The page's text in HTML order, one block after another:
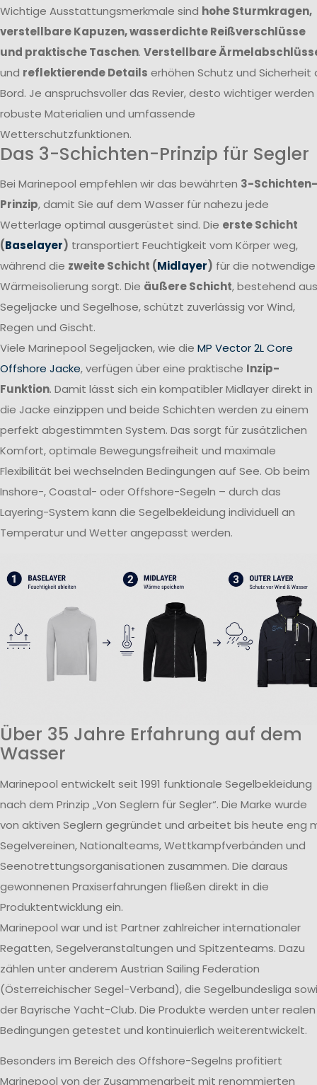
Wichtige Ausstattungsmerkmale sind hohe Sturmkragen,
verstellbare Kapuzen, wasserdichte Reißverschlüsse
und praktische Taschen. Verstellbare
und reflektierende Details erhöhen Schutz und Sicherheit
Bord. Je anspruchsvoller das Revier, desto wichtiger werden
robuste Materialien und umfassende
Wetterschutzfunktionen.
Das 3-Schichten-Prinzip für Segler
Bei Marinepool empfehlen wir das bewährten 3-Schichten-
Prinzip, damit Sie auf dem Wasser für nahezu jede
Wetterlage optimal ausgerüstet sind. Die erste Schicht
(Baselayer) transportiert Feuchtigkeit vom Körper weg,
während die zweite Schicht (Midlayer) für die notwendige
Wärmeisolierung sorgt. Die äußere Schicht, bestehend aus
Segeljacke und Segelhose, schützt zuverlässig vor Wind,
Regen und Gischt.
Viele Marinepool Segeljacken, wie die MP Vector 2L Core
Offshore Jacke, verfügen über eine praktische Inzip-
Funktion. Damit lässt sich ein kompatibler Midlayer direkt in
die Jacke einzippen und beide Schichten werden zu einem
perfekt abgestimmten System. Das sorgt für zusätzlichen
Komfort, optimale Bewegungsfreiheit und maximale
Flexibilität bei wechselnden Bedingungen auf See. Ob beim
Inshore-, Coastal- oder Offshore-Segeln – durch das
Layering-System kann die Segelbekleidung individuell an
Temperatur und Wetter angepasst werden.
Über 35 Jahre Erfahrung auf dem
Wasser
Marinepool entwickelt seit 1991 funktionale Segelbekleidung
nach dem Prinzip „Von Seglern für Segler“. Die Marke wurde
von aktiven Seglern gegründet und arbeitet bis heute eng
Segelvereinen, Nationalteams, Wettkampfverbänden und
Seenotrettungsorganisationen zusammen. Die daraus
gewonnenen Praxiserfahrungen fließen direkt in die
Produktentwicklung ein.
Marinepool war und ist Partner zahlreicher internationaler
Regatten, Segelveranstaltungen und Spitzenteams. Dazu
zählen unter anderem Austrian Sailing Federation
(Österreichischer Segel-Verband), die Segelbundesliga
der Bayrische Yacht-Club. Die Produkte werden unter realen
Bedingungen getestet und kontinuierlich weiterentwickelt.
Besonders im Bereich des Offshore-Segelns profitiert
Marinepool von der Zusammenarbeit mit renommierten